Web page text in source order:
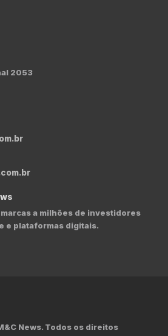
2053
marcas a milhões de investidores
e plataformas digitais.
News. Todos os direitos